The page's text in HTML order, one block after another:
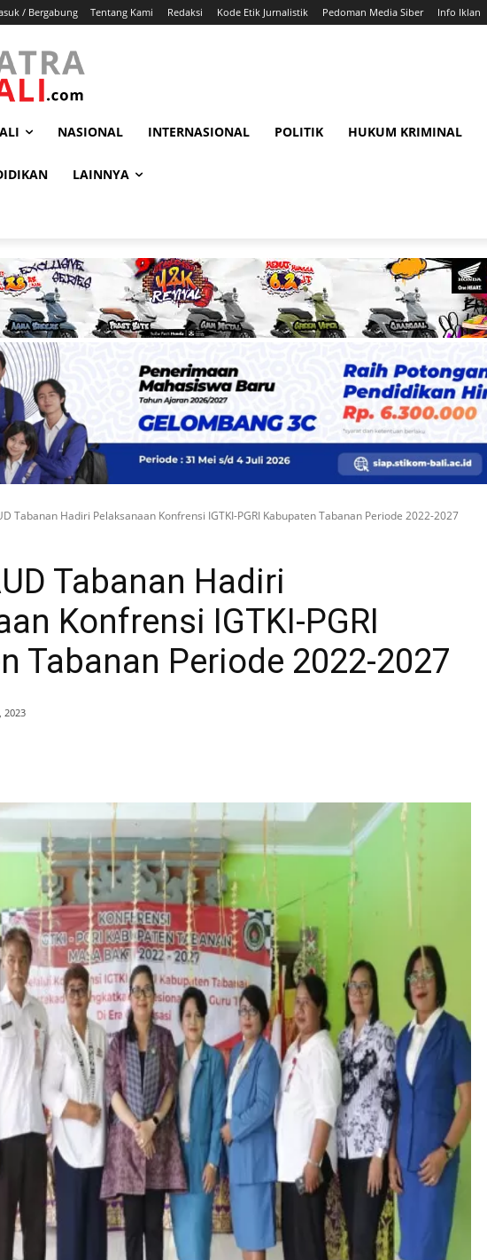
/ Bergabung Tentang Kami Redaksi Kode Etik Jurnalistik Pedoman Media Siber Info Iklan
NASIONAL INTERNASIONAL POLITIK HUKUM KRIMINAL
LAINNYA
Tabanan Hadiri Pelaksanaan Konfrensi IGTKI-PGRI Kabupaten Tabanan Periode 2022-2027
Tabanan Hadiri
Konfrensi IGTKI-PGRI
Tabanan Periode 2022-2027
2023